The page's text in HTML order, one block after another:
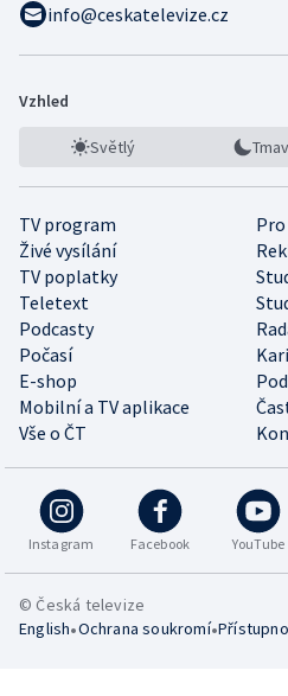
info@ceskatelevize.cz
Vzhled
Světlý
TV program
Živé vysílání
TV poplatky
Teletext
Podcasty
Počasí
E-shop
Mobilní a TV aplikace
Vše o ČT
Instagram Facebook YouTube
© Česká televize
English•Ochrana soukromí•